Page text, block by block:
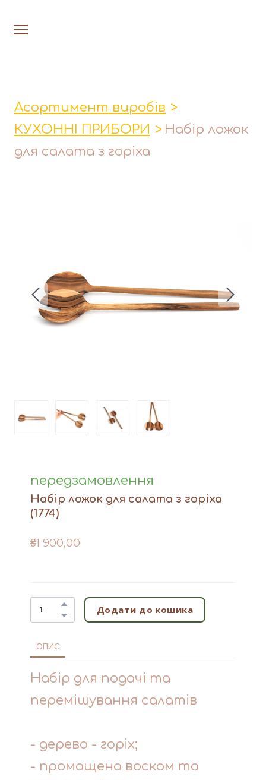
Фігури й статуетки
Догляд за виробами
Асортимент виробів
КУХОННІ ПРИБОРИ
Набір ложок
для салата з горіха
передзамовлення
Набір ложок для салата з горіха
(1774)
₴1 900,00
Додати до кошика
ОПИС
Набір для подачі та
перемішування салатів
- дерево - горіх;
- промащена воском та